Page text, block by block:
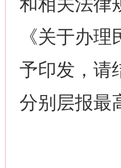
《关于办
予印发，请
分别层报最